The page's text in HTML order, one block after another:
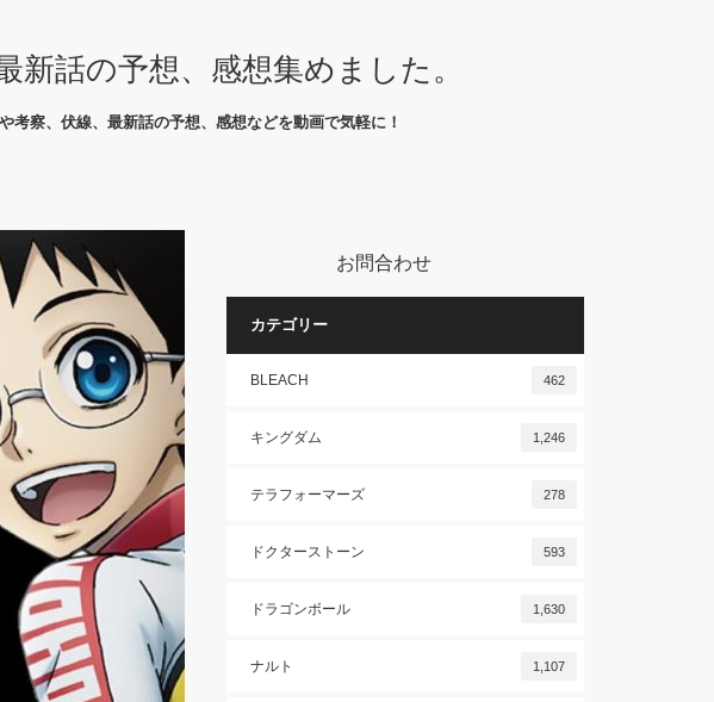
話の予想、感想集めました。
察、伏線、最新話の予想、感想などを動画で気軽に！
お問合わせ
カテゴリー
BLEACH 462
キングダム 1,246
テラフォーマーズ 278
ドクターストーン 593
ドラゴンボール 1,630
ナルト 1,107